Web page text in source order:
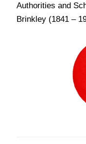
Authorities and
Brinkley (1841 –